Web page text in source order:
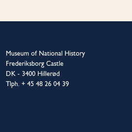
Museum of National History
Frederiksborg Castle
DK - 3400 Hillerød
Tlph. + 45 48 26 04 39